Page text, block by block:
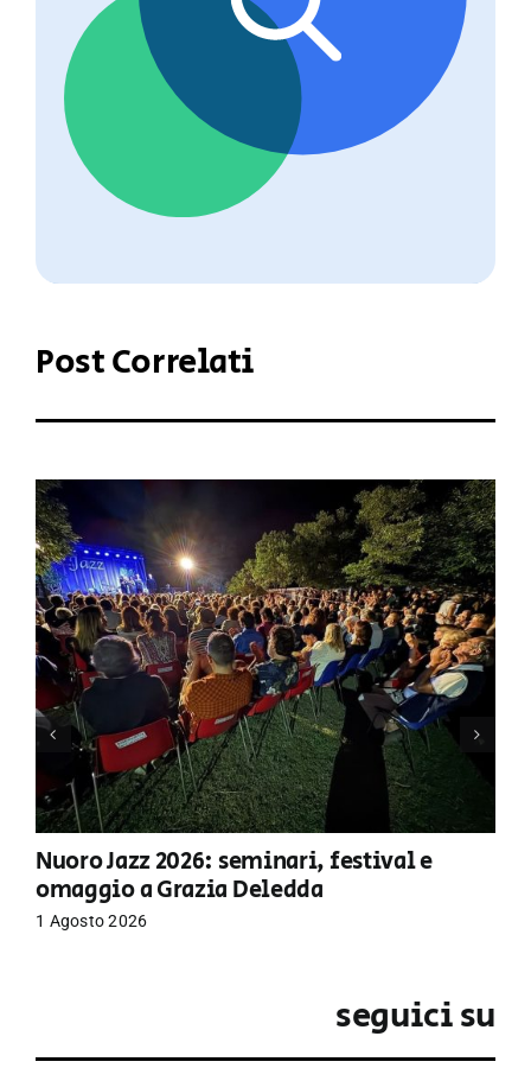
Post Correlati
Nuoro Jazz 2026: seminari, festival e
omaggio a Grazia Deledda
1 Agosto 2026
seguici su